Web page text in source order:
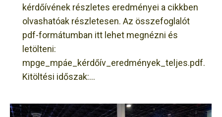
kérdőívének részletes eredményei a cikkben
olvashatóak részletesen. Az összefoglalót
pdf-formátumban itt lehet megnézni és
letölteni:
mpge_mpáe_kérdőív_eredmények_teljes.pdf.
Kitöltési időszak:…